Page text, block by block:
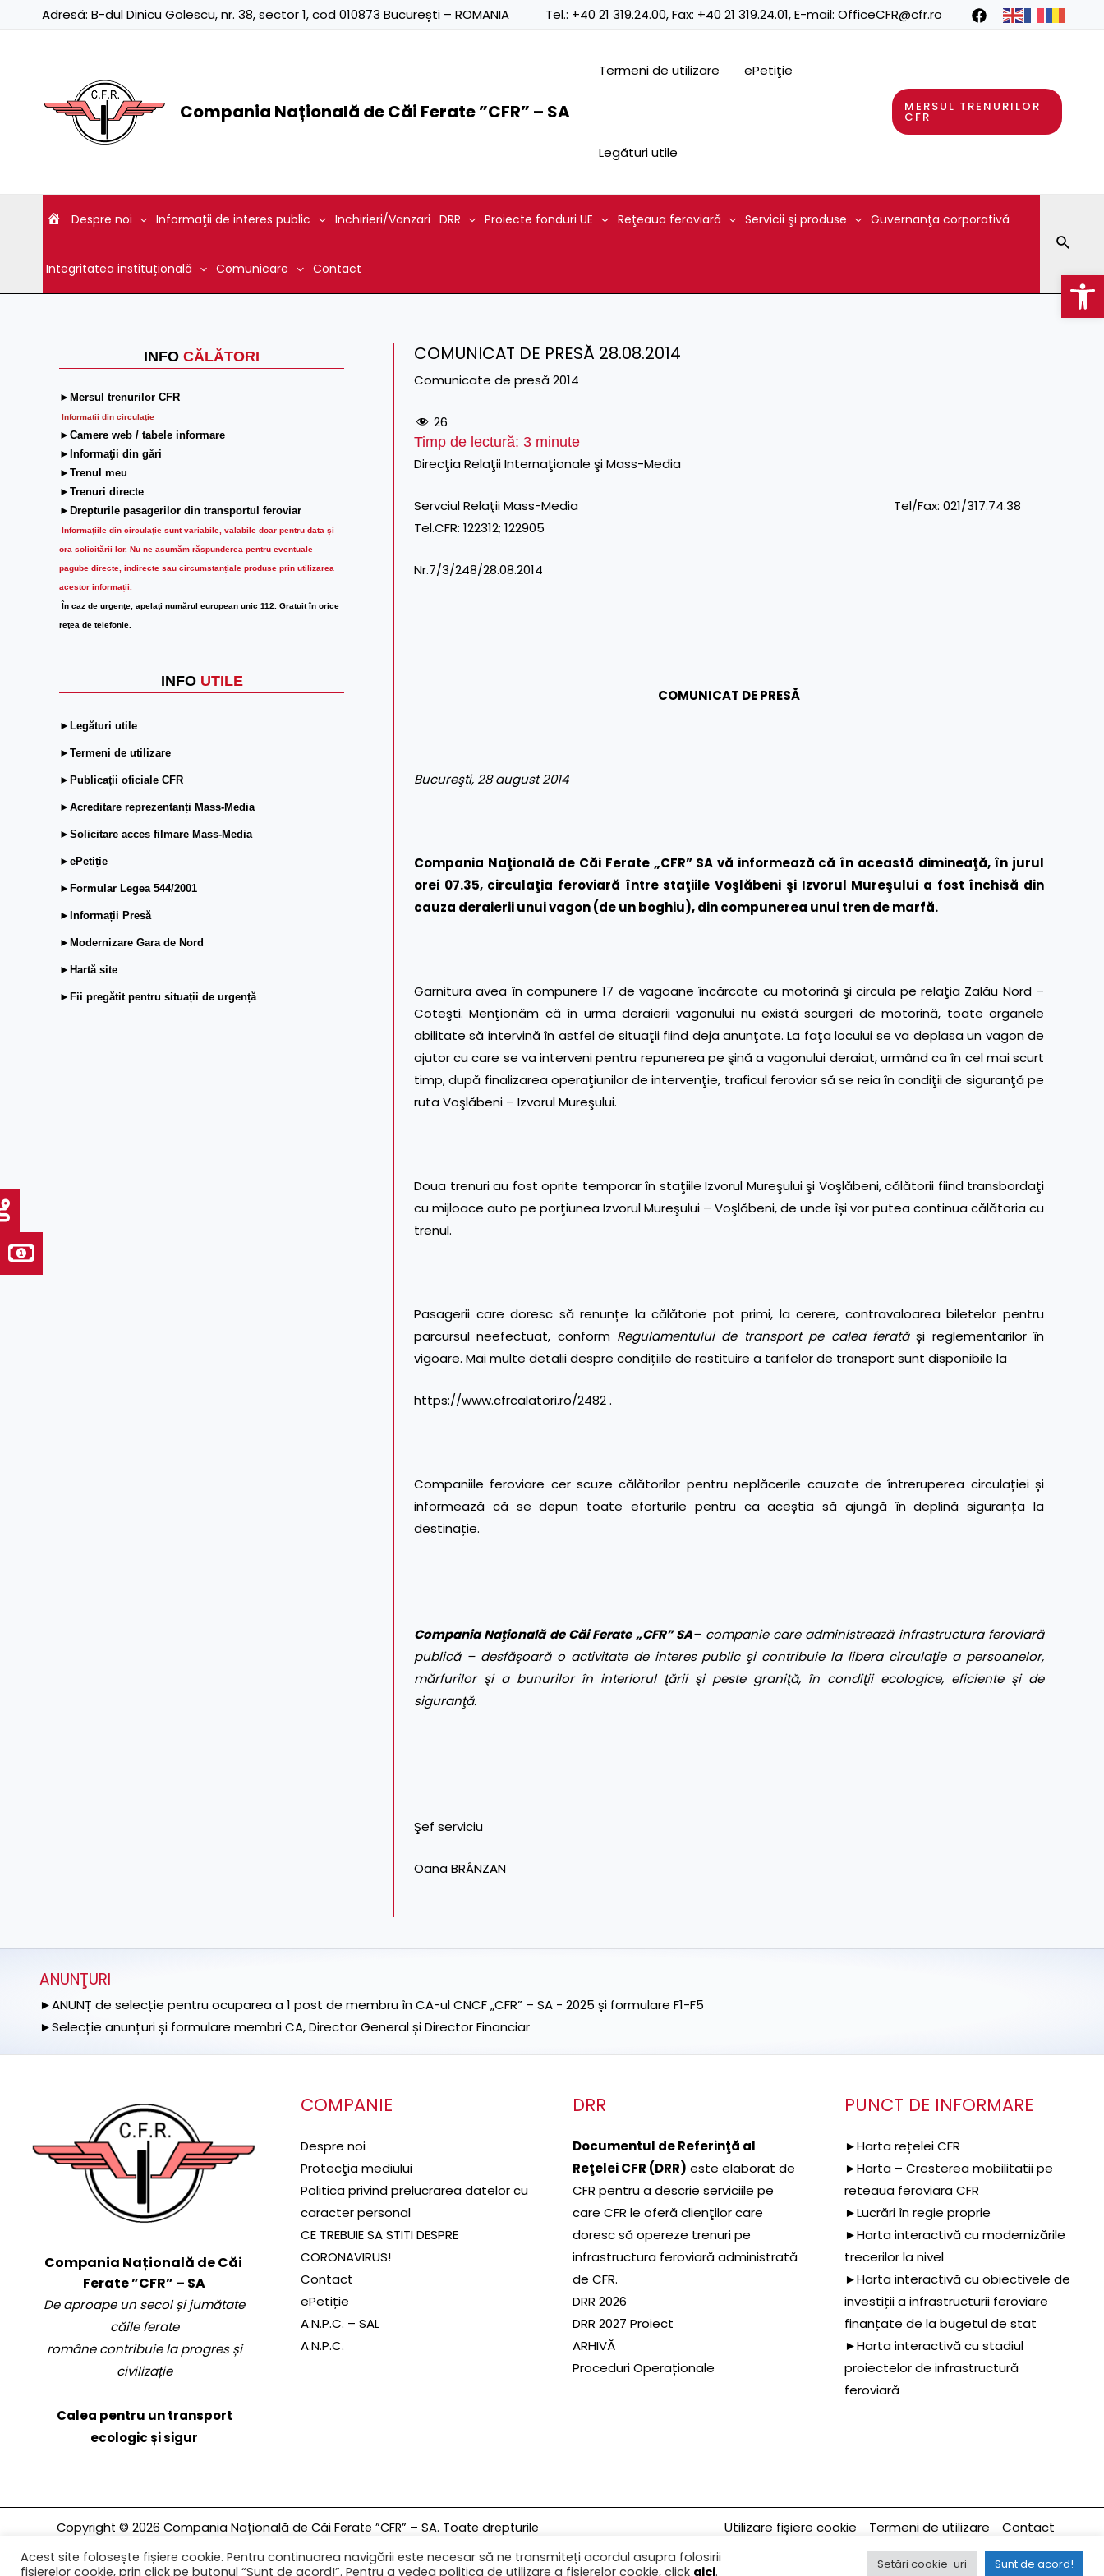
Adresă: B-dul Dinicu Golescu, nr. 38, sector 1, cod 010873 București – ROMANIA Tel.: +40 21 319.24.00, Fax: +40 21 319.24.01, E-mail: OfficeCFR@cfr.ro
Compania Națională de Căi Ferate ”CFR” – SA
Termeni de utilizare ePetiţie
Legături utile
MERSUL TRENURILOR
CFR
Despre noi Informaţii de interes public Inchirieri/Vanzari DRR Proiecte fonduri UE Reţeaua feroviară Servicii şi produse Guvernanţa corporativă
Integritatea instituțională Comunicare Contact
INFO CĂLĂTORI
►Mersul trenurilor CFR
Informatii din circulaţie
►Camere web / tabele informare
►Informaţii din gări
►Trenul meu
►Trenuri directe
►Drepturile pasagerilor din transportul feroviar
Informaţiile din circulaţie sunt variabile, valabile doar pentru data şi
ora solicitării lor. Nu ne asumăm răspunderea pentru eventuale
pagube directe, indirecte sau circumstanțiale produse prin utilizarea
acestor informații.
În caz de urgenţe, apelaţi numărul european unic 112. Gratuit în orice
reţea de telefonie.
INFO UTILE
►Legături utile
►Termeni de utilizare
►Publicații oficiale CFR
►Acreditare reprezentanți Mass-Media
►Solicitare acces filmare Mass-Media
►ePetiție
►Formular Legea 544/2001
►Informații Presă
►Modernizare Gara de Nord
►Hartă site
►Fii pregătit pentru situații de urgență
COMUNICAT DE PRESĂ 28.08.2014
Comunicate de presă 2014
26
Timp de lectură: 3 minute
Direcţia Relaţii Internaţionale şi Mass-Media
Servciul Relaţii Mass-Media Tel/Fax: 021/317.74.38
Tel.CFR: 122312; 122905
Nr.7/3/248/28.08.2014
COMUNICAT DE PRESĂ
Bucureşti, 28 august 2014
Compania Naţională de Căi Ferate „CFR” SA vă informează că în această dimineaţă, în jurul
orei 07.35, circulaţia feroviară între staţiile Voşlăbeni şi Izvorul Mureşului a fost închisă din
cauza deraierii unui vagon (de un boghiu), din compunerea unui tren de marfă.
Garnitura avea în compunere 17 de vagoane încărcate cu motorină şi circula pe relaţia Zalău Nord –
Coteşti. Menţionăm că în urma deraierii vagonului nu există scurgeri de motorină, toate organele
abilitate să intervină în astfel de situaţii fiind deja anunţate. La faţa locului se va deplasa un vagon de
ajutor cu care se va interveni pentru repunerea pe şină a vagonului deraiat, urmând ca în cel mai scurt
timp, după finalizarea operaţiunilor de intervenţie, traficul feroviar să se reia în condiţii de siguranţă pe
ruta Voşlăbeni – Izvorul Mureşului.
Doua trenuri au fost oprite temporar în staţiile Izvorul Mureşului şi Voşlăbeni, călătorii fiind transbordaţi
cu mijloace auto pe porţiunea Izvorul Mureşului – Voşlăbeni, de unde își vor putea continua călătoria cu
trenul.
Pasagerii care doresc să renunțe la călătorie pot primi, la cerere, contravaloarea biletelor pentru
parcursul neefectuat, conform Regulamentului de transport pe calea feratăși reglementarilor în
vigoare. Mai multe detalii despre condițiile de restituire a tarifelor de transport sunt disponibile la
https://www.cfrcalatori.ro/2482.
Companiile feroviare cer scuze călătorilor pentru neplăcerile cauzate de întreruperea circulației și
informează că se depun toate eforturile pentru ca aceștia să ajungă în deplină siguranța la
destinație.
Compania Naţională de Căi Ferate „CFR” SA– companie care administrează infrastructura feroviară
publică – desfăşoară o activitate de interes public şi contribuie la libera circulaţie a persoanelor,
mărfurilor şi a bunurilor în interiorul ţării şi peste graniţă, în condiţii ecologice, eficiente şi de
siguranţă.
Şef serviciu
Oana BRÂNZAN
ANUNŢURI
►ANUNȚ de selecție pentru ocuparea a 1 post de membru în CA-ul CNCF „CFR” – SA - 2025 și formulare F1-F5
►Selecție anunțuri și formulare membri CA, Director General și Director Financiar
Compania Națională de Căi
Ferate ”CFR” – SA
De aproape un secol și jumătate
căile ferate
române contribuie la progres și
civilizație
Calea pentru un transport
ecologic și sigur
COMPANIE
Despre noi
Protecţia mediului
Politica privind prelucrarea datelor cu
caracter personal
CE TREBUIE SA STITI DESPRE
CORONAVIRUS!
Contact
ePetiție
A.N.P.C. – SAL
A.N.P.C.
DRR
Documentul de Referinţă al
Reţelei CFR (DRR) este elaborat de
CFR pentru a descrie serviciile pe
care CFR le oferă clienţilor care
doresc să opereze trenuri pe
infrastructura feroviară administrată
de CFR.
DRR 2026
DRR 2027 Proiect
ARHIVĂ
Proceduri Operaționale
PUNCT DE INFORMARE
►Harta rețelei CFR
►Harta – Cresterea mobilitatii pe
reteaua feroviara CFR
►Lucrări în regie proprie
►Harta interactivă cu modernizările
trecerilor la nivel
►Harta interactivă cu obiectivele de
investiții a infrastructurii feroviare
finanțate de la bugetul de stat
►Harta interactivă cu stadiul
proiectelor de infrastructură
feroviară
Copyright © 2026 Compania Națională de Căi Ferate ”CFR” – SA. Toate drepturile
rezervate.
Utilizare fișiere cookie Termeni de utilizare Contact
Ultima modificare a paginii 28/08/2014
Acest site folosește fișiere cookie. Pentru continuarea navigării este necesar să ne transmiteți acordul asupra folosirii
fișierelor cookie, prin click pe butonul “Sunt de acord!”. Pentru a vedea politica de utilizare a fișierelor cookie, click aici. Setări cookie-uri Sunt de acord!